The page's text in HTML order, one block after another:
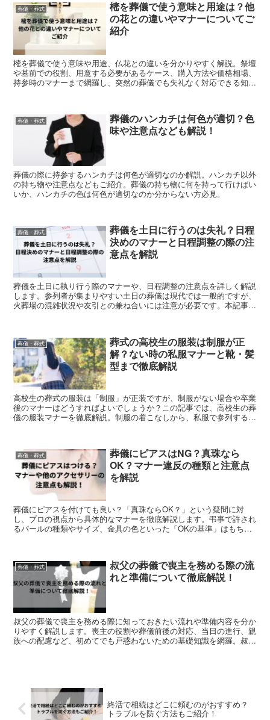
葬儀・葬式
樒を葬儀で使う意味と用途は？他
の花との違いやマナーについてご
紹介
樒を葬儀で使う意味や用途、仏花との違いを分かりやすく解説。祭壇
や墓前での役割、用意する必要があるケース、購入方法や価格相場、
持参時のマナーまで網羅し、突然の葬儀でも失礼なく対応できる知識
葬儀・葬式
葬儀のハンカチは何色が適切？色
味や注意点なども解説！
葬儀の際に持参するハンカチは何色が適切なのか解説。ハンカチ以外
の持ち物や注意点などもご紹介。葬儀の持ち物に何を持って行けばい
いか、ハンカチの色は何色が適切なのか分からない方必見。
葬儀・葬式
葬儀を土日に行うのは失礼？日程
決めのマナーと日程調整の際の注
意点を解説
葬儀を土日に執り行う際のマナーや、日程調整の注意点を詳しく解説
します。参列者が集まりやすい土日の葬儀は現代では一般的ですが、
火葬場の混雑状況や友引との兼ね合いには注意が必要です。本記事で
お役立てください。
葬儀・葬式
葬式の高校生の服装は制服が正
解？ない時の私服マナーと靴・髪
型まで徹底解説
高校生の葬式の服装は「制服」が正装ですが、制服がない場合や卒業
後のマナーはどうすればよいでしょうか？この記事では、高校生の葬
儀の服装マナーを徹底解説。制服の着こなしから、私服で参列する際
葬儀・葬式
葬儀にピアスはNG？真珠なら
OK？マナー違反の種類と注意点
を解説
葬儀にピアスを付けても良い？「真珠ならOK？」という疑問に対
し、プロの視点から具体的なマナーを徹底解説します。弔事で許され
るパールの種類やサイズ、金具の色といった「OKの基準」はもちろ
め、この記事を読めば恥をかかない耳元の装いが分かり、自信を持っ
て参列の準備が整います。
葬儀・葬式
叔父の葬儀で喪主を務める際の流
れと準備について徹底解説！
叔父の葬儀で喪主を務める際に知っておきたい流れや準備内容を分か
りやすく解説します。喪主の役割や葬儀前後の対応、当日の進行、親
族への配慮など、初めてでも戸惑わないための基礎知識を網羅。叔父
終活で相続はどこに頼むのがおすすめ？
トラブルを防ぐ方法もご紹介！